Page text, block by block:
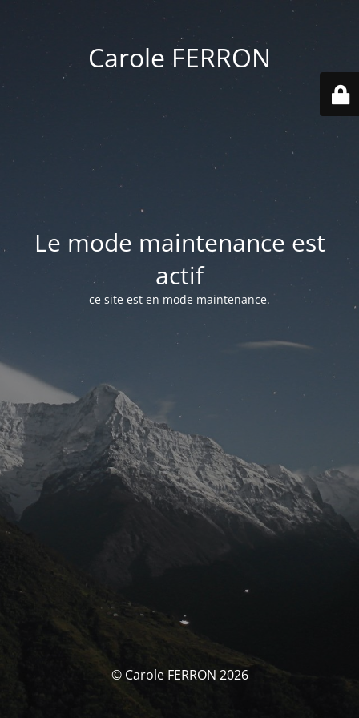
Carole FERRON
Le mode maintenance est
actif
ce site est en mode maintenance.
© Carole FERRON 2026